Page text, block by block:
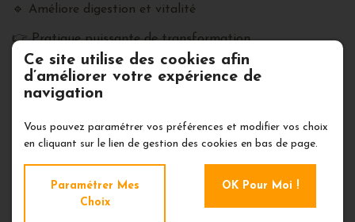
🔹 Améliore digestion et vitalité
👉 Pratique puissante de transformation
Prānayāma Bhrimana (13 min)
🔹 Dynamisant
🌙Prānayāma Langhana (13 min)
🔹 Apaise mental & système nerveux
Ce site utilise des cookies afin
d’améliorer votre expérience de
navigation
Vous pouvez paramétrer vos préférences et modifier vos choix
en cliquant sur le lien de gestion des cookies en bas de page.
Paramétrer Mes
Choix
OK Pour Moi !